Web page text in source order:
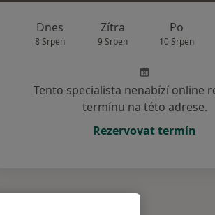
Dnes
8 Srpen
Zítra
9 Srpen
Po
10 Srpen
Tento specialista nenabízí online
termínu na této adrese.
Rezervovat termín